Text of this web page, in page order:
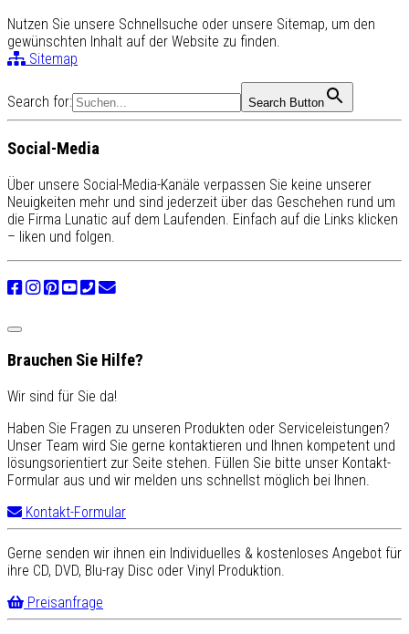
Nutzen Sie unsere Schnellsuche oder unsere Sitemap, um den
gewünschten Inhalt auf der Website zu finden.
Sitemap
Search for: Search Button
Social-Media
Über unsere Social-Media-Kanäle verpassen Sie keine unserer
Neuigkeiten mehr und sind jederzeit über das Geschehen rund um
die Firma Lunatic auf dem Laufenden. Einfach auf die Links klicken
– liken und folgen.
Brauchen Sie Hilfe?
Wir sind für Sie da!
Haben Sie Fragen zu unseren Produkten oder Serviceleistungen?
Unser Team wird Sie gerne kontaktieren und Ihnen kompetent und
lösungsorientiert zur Seite stehen. Füllen Sie bitte unser Kontakt-
Formular aus und wir melden uns schnellst möglich bei Ihnen.
Kontakt-Formular
Gerne senden wir ihnen ein Individuelles & kostenloses Angebot für
ihre CD, DVD, Blu-ray Disc oder Vinyl Produktion.
Preisanfrage